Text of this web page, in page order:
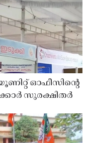
ഓഫീസിൻ്റെ
സുരക്ഷിതർ